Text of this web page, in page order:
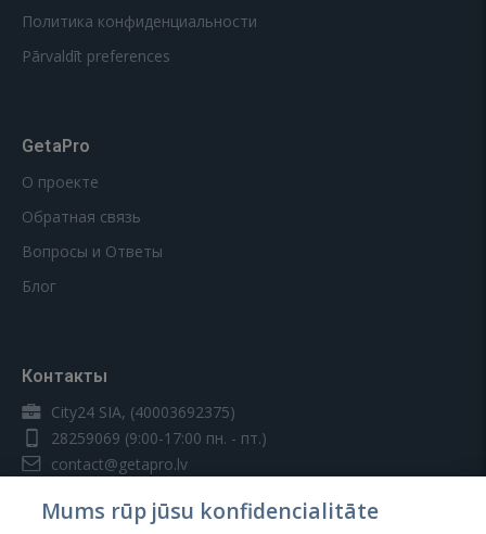
Политика конфиденциальности
Pārvaldīt preferences
GetaPro
О проекте
Обратная связь
Вопросы и Ответы
Блог
Контакты
City24 SIA, (40003692375)
28259069 (9:00-17:00 пн. - пт.)
contact@getapro.lv
Mums rūp jūsu konfidencialitāte